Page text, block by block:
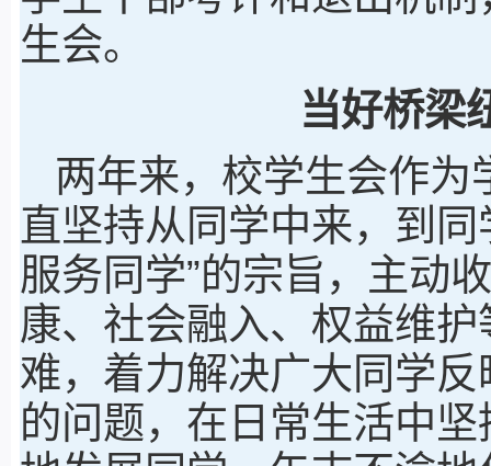
生会。
当好桥梁
两年来，校学生会作
直坚持从同学中来，到
服务同学”的宗旨，主动
康、社会融入、权益维
难，着力解决广大同学
的问题，在日常生活中